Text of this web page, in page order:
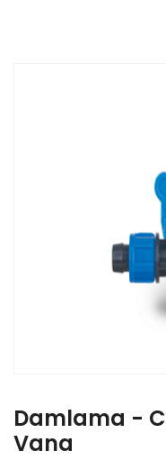
Damlama -
Vana